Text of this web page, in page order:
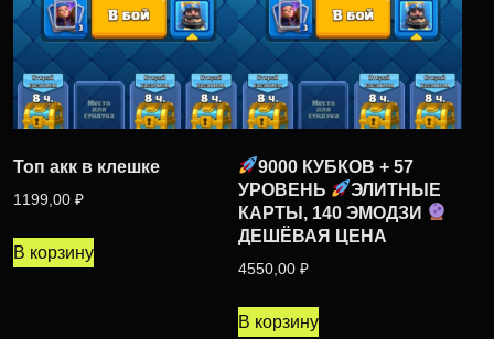
Топ акк в клешке
1199,00 ₽
В корзину
9000 КУБКОВ + 57
УРОВЕНЬ
ЭЛИТНЫЕ
КАРТЫ, 140 ЭМОДЗИ
ДЕШЁВАЯ ЦЕНА
4550,00 ₽
В корзину